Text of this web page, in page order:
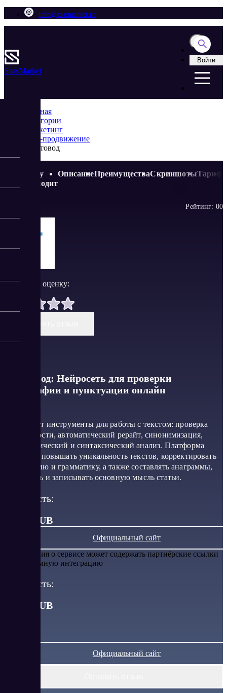
info@saasmarket.ru
SaasMarket
Войти
Главная
Категории
Маркетинг
SEO-продвижение
Текстовод
Кому
подходит
ОписаниеПреимуществаСкриншотыТариф
Рейтинг: 00
Поставить оценку:
Текстовод: Нейросеть для проверки
орфографии и пунктуации онлайн
Предлагает инструменты для работы с текстом: проверка
уникальности, автоматический рерайт, синонимизация,
морфологический и синтаксический анализ. Платформа
позволяет повышать уникальность текстов, корректировать
орфографию и грамматику, а также составлять анаграммы,
определять и записывать основную мысль статьи.
Стоимость:
от 0.6 RUB
Официальный сайт
Информация о сервисе может содержать партнёрские ссылки
или рекламную интеграцию
Стоимость:
RUB
Официальный сайт